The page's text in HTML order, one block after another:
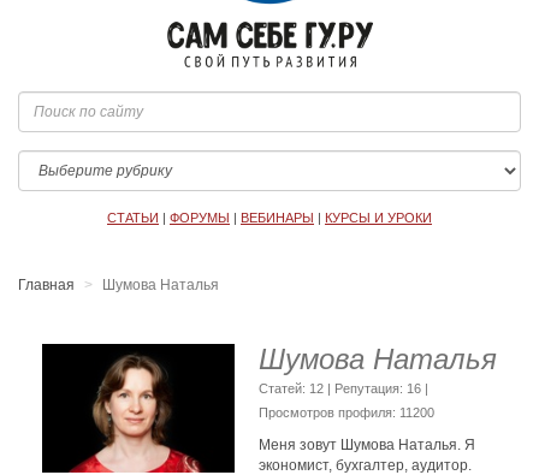
СТАТЬИ | ФОРУМЫ | ВЕБИНАРЫ | КУРСЫ И УРОКИ
Главная Шумова Наталья
Шумова Наталья
Cтатей: 12 | Репутация: 16 |
Просмотров профиля: 11200
Меня зовут Шумова Наталья. Я
экономист, бухгалтер, аудитор.